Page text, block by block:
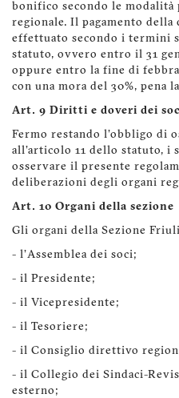
bonifico secondo le
regionale. Il pagamento della
effettuato secondo i termini
statuto, ovvero entro il 31
oppure entro la fine di
con una mora del 30%, pena
Art. 9 Diritti e doveri dei
Fermo restando l'obbligo di
all'articolo 11 dello statuto, i
osservare il presente
deliberazioni degli organi
Art. 10 Organi della sezione
Gli organi della Sezione
- l'Assemblea dei soci;
- il Presidente;
- il Vicepresidente;
- il Tesoriere;
- il Consiglio direttivo
- il Collegio dei Sindaci-
esterno;